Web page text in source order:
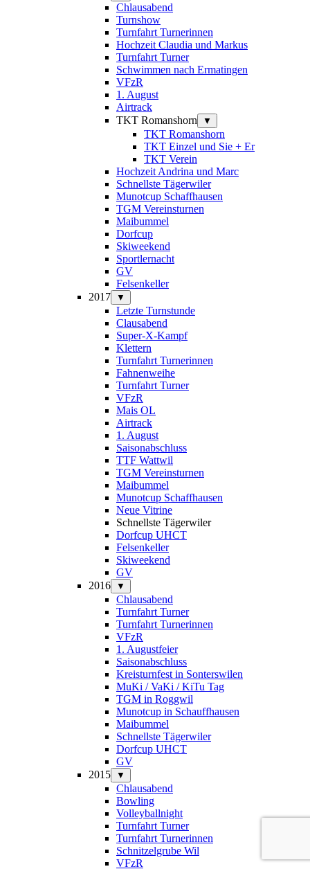
Chlausabend
Turnshow
Turnfahrt Turnerinnen
Hochzeit Claudia und Markus
Turnfahrt Turner
Schwimmen nach Ermatingen
VFzR
1. August
Airtrack
TKT Romanshorn
▼
TKT Romanshorn
TKT Einzel und Sie + Er
TKT Verein
Hochzeit Andrina und Marc
Schnellste Tägerwiler
Munotcup Schaffhausen
TGM Vereinsturnen
Maibummel
Dorfcup
Skiweekend
Sportlernacht
GV
Felsenkeller
2017
▼
Letzte Turnstunde
Clausabend
Super-X-Kampf
Klettern
Turnfahrt Turnerinnen
Fahnenweihe
Turnfahrt Turner
VFzR
Mais OL
Airtrack
1. August
Saisonabschluss
TTF Wattwil
TGM Vereinsturnen
Maibummel
Munotcup Schaffhausen
Neue Vitrine
Schnellste Tägerwiler
Dorfcup UHCT
Felsenkeller
Skiweekend
GV
2016
▼
Chlausabend
Turnfahrt Turner
Turnfahrt Turnerinnen
VFzR
1. Augustfeier
Saisonabschluss
Kreisturnfest in Sonterswilen
MuKi / VaKi / KiTu Tag
TGM in Roggwil
Munotcup in Schauffhausen
Maibummel
Schnellste Tägerwiler
Dorfcup UHCT
GV
2015
▼
Chlausabend
Bowling
Volleyballnight
Turnfahrt Turner
Turnfahrt Turnerinnen
Schnitzelgrube Wil
VFzR